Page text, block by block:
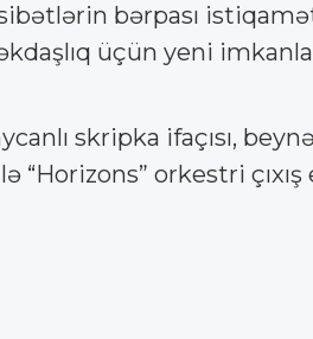
bərpası
üçün yeni
skripka ifaçısı,
orkestri çıxış